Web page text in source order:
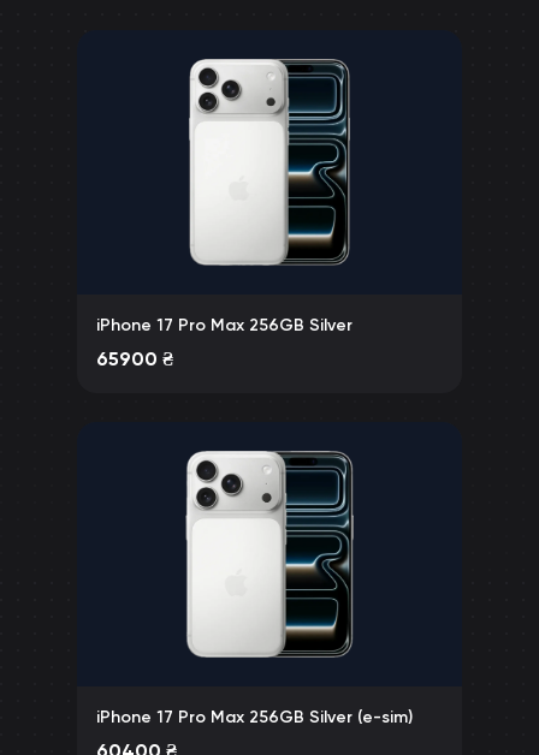
iPhone 17 Pro Max 256GB Silver
65900 ₴
iPhone 17 Pro Max 256GB Silver (e-sim)